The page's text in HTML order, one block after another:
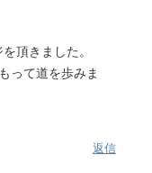
頂きました。
って道を歩みま
返信